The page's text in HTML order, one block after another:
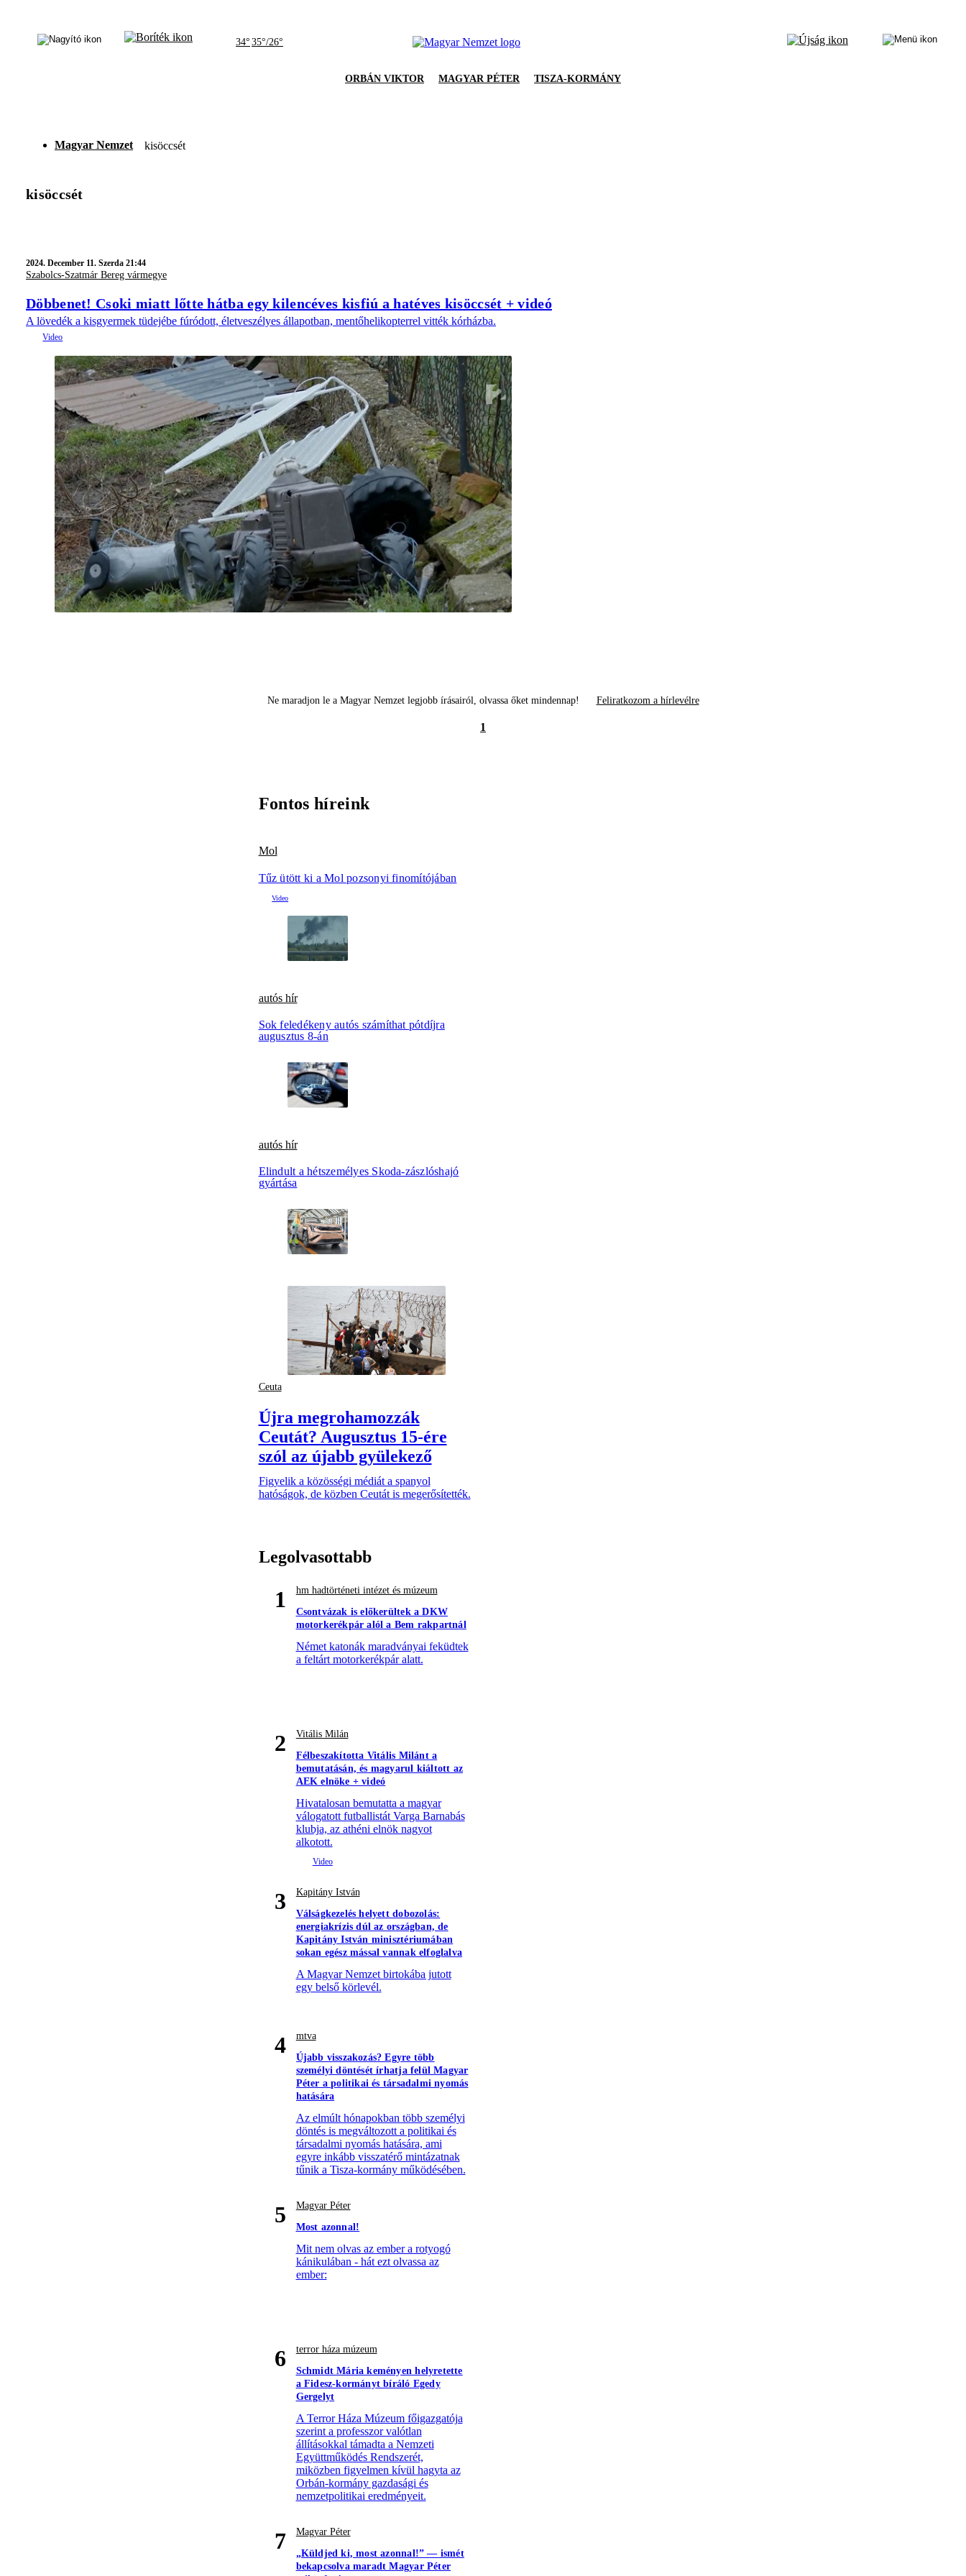
34° 35°/26°
ORBÁN VIKTOR MAGYAR PÉTER TISZA-KORMÁNY
Magyar Nemzet kisöccsét
kisöccsét
2024. December 11. Szerda 21:44
Szabolcs-Szatmár Bereg vármegye
Döbbenet! Csoki miatt lőtte hátba egy kilencéves kisfiú a hatéves kisöccsét + videó
A lövedék a kisgyermek tüdejébe fúródott, életveszélyes állapotban, mentőhelikopterrel vitték kórházba.
Ne maradjon le a Magyar Nemzet legjobb írásairól, olvassa őket mindennap! Feliratkozom a hírlevélre
1
Fontos híreink
Mol
Tűz ütött ki a Mol pozsonyi finomítójában
autós hír
Sok feledékeny autós számíthat pótdíjra
augusztus 8-án
autós hír
Elindult a hétszemélyes Skoda-zászlóshajó
gyártása
Ceuta
Újra megrohamozzák
Ceutát? Augusztus 15-ére
szól az újabb gyülekező
Figyelik a közösségi médiát a spanyol
hatóságok, de közben Ceutát is megerősítették.
Legolvasottabb
1
hm hadtörténeti intézet és múzeum
Csontvázak is előkerültek a DKW
motorkerékpár alól a Bem rakpartnál
Német katonák maradványai feküdtek
a feltárt motorkerékpár alatt.
2
Vitális Milán
Félbeszakította Vitális Milánt a
bemutatásán, és magyarul kiáltott az
AEK elnöke + videó
Hivatalosan bemutatta a magyar
válogatott futballistát Varga Barnabás
klubja, az athéni elnök nagyot
alkotott.
3
Kapitány István
Válságkezelés helyett dobozolás:
energiakrízis dúl az országban, de
Kapitány István minisztériumában
sokan egész mással vannak elfoglalva
A Magyar Nemzet birtokába jutott
egy belső körlevél.
4
mtva
Újabb visszakozás? Egyre több
személyi döntését írhatja felül Magyar
Péter a politikai és társadalmi nyomás
hatására
Az elmúlt hónapokban több személyi
döntés is megváltozott a politikai és
társadalmi nyomás hatására, ami
egyre inkább visszatérő mintázatnak
tűnik a Tisza-kormány működésében.
5
Magyar Péter
Most azonnal!
Mit nem olvas az ember a rotyogó
kánikulában - hát ezt olvassa az
ember:
6
terror háza múzeum
Schmidt Mária keményen helyretette
a Fidesz-kormányt bíráló Egedy
Gergelyt
A Terror Háza Múzeum főigazgatója
szerint a professzor valótlan
állításokkal támadta a Nemzeti
Együttműködés Rendszerét,
miközben figyelmen kívül hagyta az
Orbán-kormány gazdasági és
nemzetpolitikai eredményeit.
7
Magyar Péter
„Küldjed ki, most azonnal!” — ismét
bekapcsolva maradt Magyar Péter